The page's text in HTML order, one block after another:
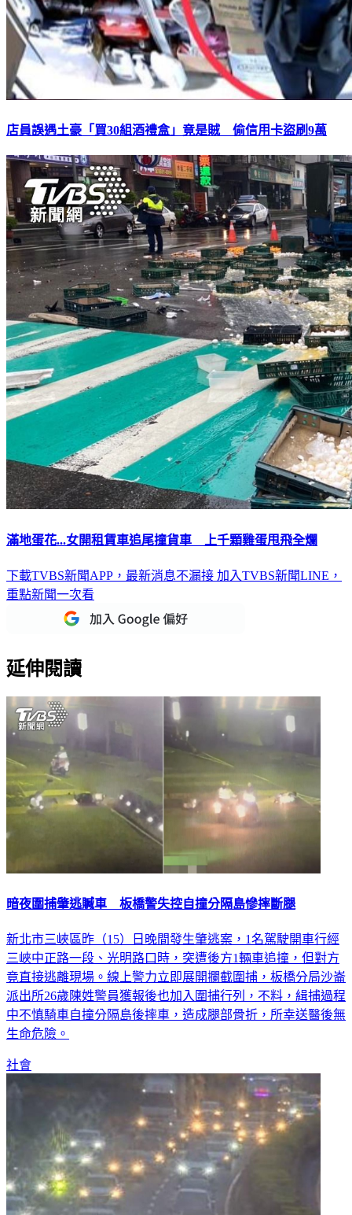
店員誤遇土豪「買30組酒禮盒」竟是賊 偷信用卡盜刷9萬
滿地蛋花...女開租賃車追尾撞貨車 上千顆雞蛋甩飛全爛
下載TVBS新聞APP，最新消息不漏接 加入TVBS新聞LINE，
重點新聞一次看
延伸閱讀
暗夜圍捕肇逃贓車 板橋警失控自撞分隔島慘摔斷腿
新北市三峽區昨（15）日晚間發生肇逃案，1名駕駛開車行經
三峽中正路一段、光明路口時，突遭後方1輛車追撞，但對方
竟直接逃離現場。線上警力立即展開攔截圍捕，板橋分局沙崙
派出所26歲陳姓警員獲報後也加入圍捕行列，不料，緝捕過程
中不慎騎車自撞分隔島後摔車，造成腿部骨折，所幸送醫後無
生命危險。
社會